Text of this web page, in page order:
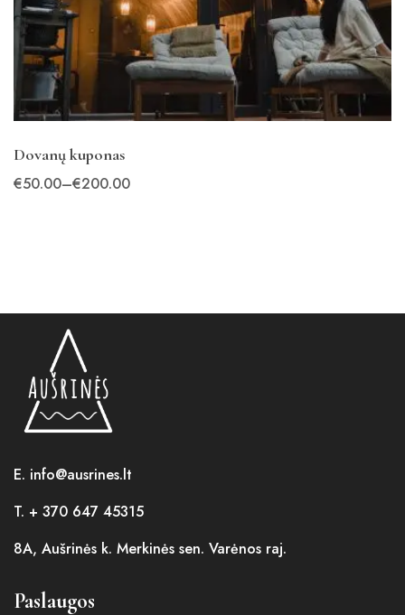
Dovanų kuponas
€50.00–€200.00
E. info@ausrines.lt
T. + 370 647 45315
8A, Aušrinės k. Merkinės sen. Varėnos raj.
Paslaugos